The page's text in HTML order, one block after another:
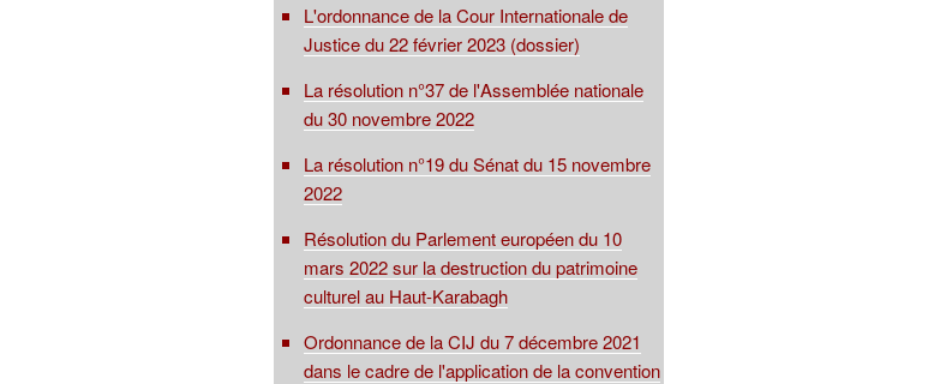
L'ordonnance de la Cour Internationale de
Justice du 22 février 2023 (dossier)
La résolution n°37 de l'Assemblée nationale
du 30 novembre 2022
La résolution n°19 du Sénat du 15 novembre
2022
Résolution du Parlement européen du 10
mars 2022 sur la destruction du patrimoine
culturel au Haut-Karabagh
Ordonnance de la CIJ du 7 décembre 2021
dans le cadre de l'application de la convention